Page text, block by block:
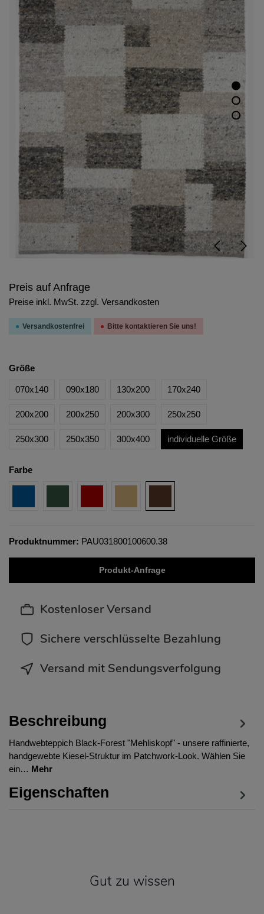
Preis auf Anfrage
Preise inkl. MwSt. zzgl. Versandkosten
Versandkostenfrei Bitte kontaktieren Sie uns!
Größe
070x140 090x180 130x200 170x240
200x200 200x250 200x300 250x250
250x300 250x350 300x400 individuelle Größe
Farbe
Produktnummer: PAU031800100600.38
Produkt-Anfrage
Kostenloser Versand
Sichere verschlüsselte Bezahlung
Versand mit Sendungsverfolgung
Beschreibung
Handwebteppich Black-Forest "Mehliskopf" - unsere raffinierte,
handgewebte Kiesel-Struktur im Patchwork-Look. Wählen Sie
ein… Mehr
Eigenschaften
Gut zu wissen